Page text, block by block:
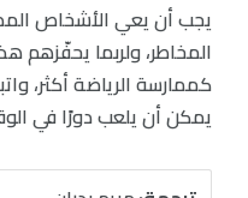
يجب أن يعي الأشخاص
المخاطر، ولربما يحفّزهم
كممارسة الرياضة أكثر،
يمكن أن يلعب دورًا في